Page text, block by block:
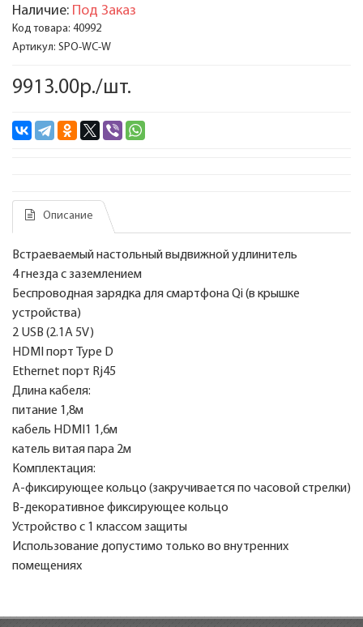
Наличие: Под Заказ
Код товара: 40992
Артикул: SPO-WC-W
9913.00р./шт.
Описание
Встраеваемый настольный выдвижной удлинитель
4 гнезда с заземлением
Беспроводная зарядка для смартфона Qi (в крышке
устройства)
2 USB (2.1A 5V)
HDMI порт Type D
Ethernet порт Rj45
Длина кабеля:
питание 1,8м
кабель HDMI1 1,6м
катель витая пара 2м
Комплектация:
А-фиксирующее кольцо (закручивается по часовой стрелки)
В-декоративное фиксирующее кольцо
Устройство с 1 классом защиты
Использование допустимо только во внутренних
помещениях